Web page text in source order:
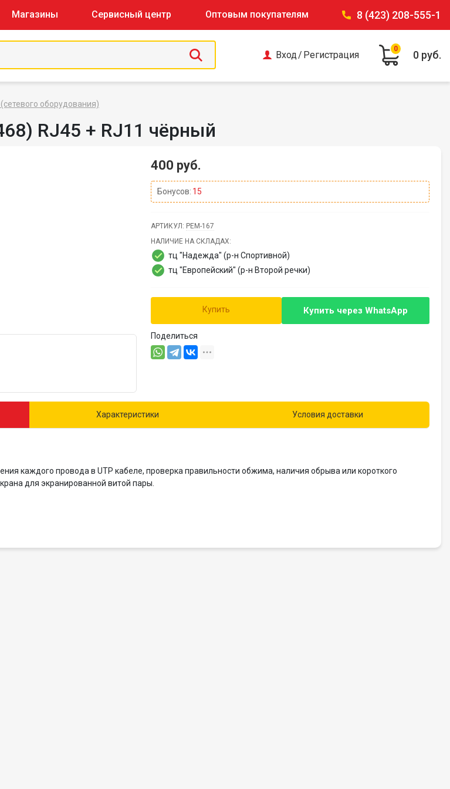
Магазины Сервисный центр Оптовым покупателям 8 (423) 208-555-1
Вход / Регистрация 0 руб.
0
оборудования)
RJ45 + RJ11 чёрный
400 руб.
Бонусов: 15
АРТИКУЛ: РЕМ-167
НАЛИЧИЕ НА СКЛАДАХ:
тц "Надежда" (р-н Спортивной)
тц "Европейский" (р-н Второй речки)
Купить Купить через WhatsApp
Поделиться
Характеристики Условия доставки
каждого провода в UTP кабеле, проверка правильности обжима, наличия обрыва или короткого
для экранированной витой пары.